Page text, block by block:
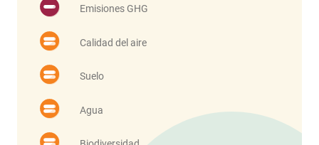
Emisiones GHG
Calidad del aire
Suelo
Agua